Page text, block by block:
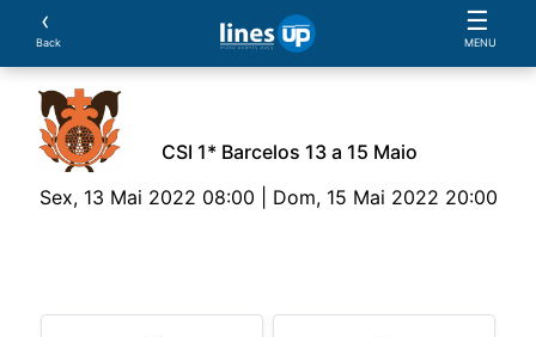
‹
Back
☰
MENU
CSI 1* Barcelos 13 a 15 Maio
Sex, 13 Mai 2022 08:00 | Dom, 15 Mai 2022 20:00